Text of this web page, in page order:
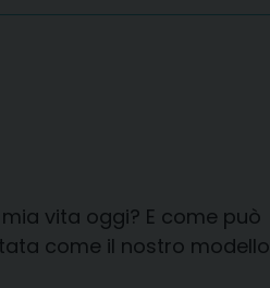
vita oggi? E come può
come il nostro modello